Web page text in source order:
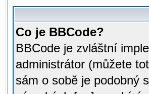
Co je BBCode?
BBCode je zvláštní
administrátor (můžete
sám o sobě je podobný